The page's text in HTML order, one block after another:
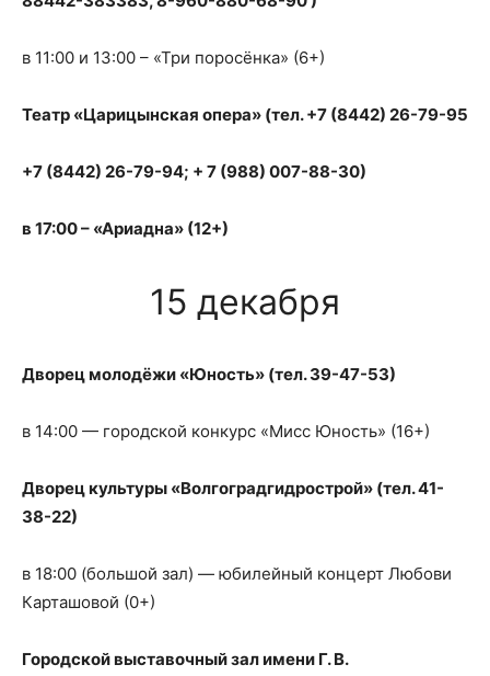
в 11:00 и 13:00 – «Три поросёнка» (6+)
Театр «Царицынская опера» (тел.+7 (8442) 26-79-95
+7 (8442) 26-79-94; + 7 (988) 007-88-30)
в 17:00 – «Ариадна» (12+)
15 декабря
Дворец молодёжи «Юность» (тел. 39-47-53)
в 14:00 — городской конкурс «Мисс Юность» (16+)
Дворец культуры «Волгоградгидрострой» (тел. 41-
38-22)
в 18:00 (большой зал) — юбилейный концерт Любови
Карташовой (0+)
Городской выставочный зал имени Г. В.